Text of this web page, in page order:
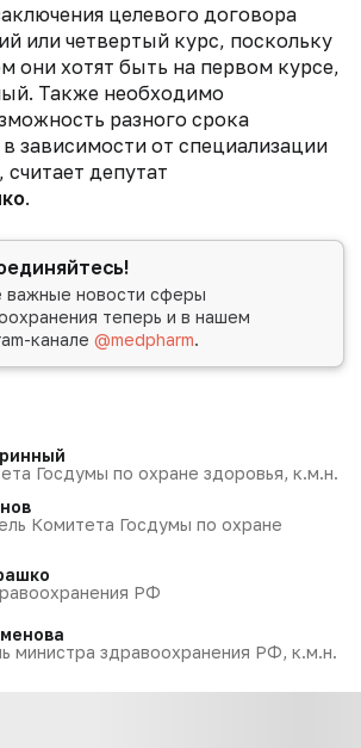
целевого договора
или четвертый курс, поскольку
они хотят быть на первом курсе,
Также необходимо
разного срока
в зависимости от специализации
депутат
.
важные новости сферы
теперь и в нашем
канале@medpharm.
Госдумы по охране здоровья, к.м.н.
Комитета Госдумы по охране
РФ
министра здравоохранения РФ, к.м.н.